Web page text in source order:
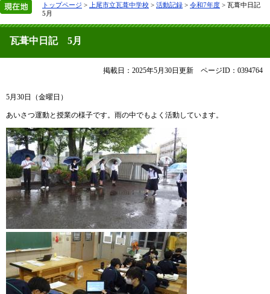
トップページ > 上尾市立瓦葺中学校 > 活動記録 > 令和7年度 > 瓦葺中日記
5月
瓦葺中日記 5月
掲載日：2025年5月30日更新 ページID：0394764
5月30日（金曜日）
あいさつ運動と授業の様子です。雨の中でもよく活動しています。